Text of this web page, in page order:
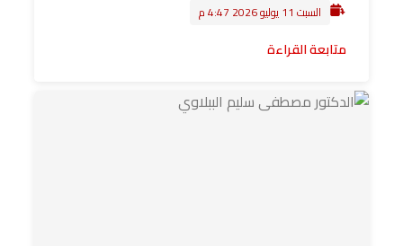
السبت 11 يوليو 2026 4:47 م
متابعة القراءة